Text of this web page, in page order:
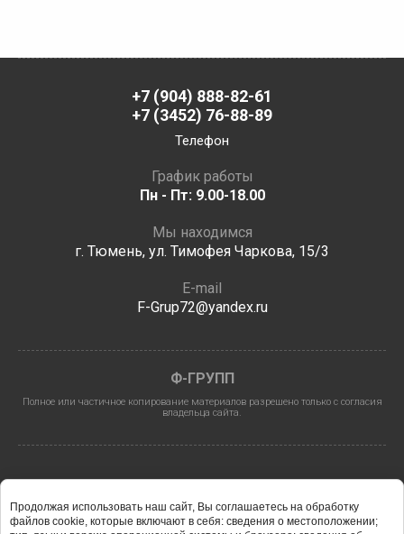
+7 (904) 888-82-61
+7 (3452) 76-88-89
Телефон
График работы
Пн - Пт: 9.00-18.00
Мы находимся
г. Тюмень, ул. Тимофея Чаркова, 15/3
E-mail
F-Grup72@yandex.ru
Ф-ГРУПП
Полное или частичное копирование материалов разрешено только с согласия
владельца сайта.
Продолжая использовать наш сайт, Вы соглашаетесь на обработку
файлов cookie, которые включают в себя: сведения о местоположении;